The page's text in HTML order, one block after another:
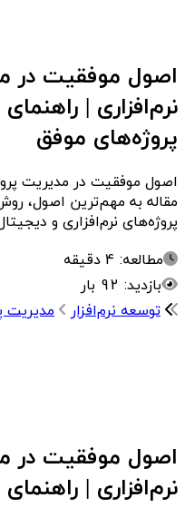
اصول موفقیت در
نرم‌افزاری |
پروژه‌های موفق
اصول موفقیت در مدیریت
مقاله به مهم‌ترین اصول،
پروژه‌های نرم‌افزاری و
مطالعه: 4 دقیقه
بازدید: 92 بار
توسعه نرم‌افزار
مدیریت
اصول موفقیت در
نرم‌افزاری |